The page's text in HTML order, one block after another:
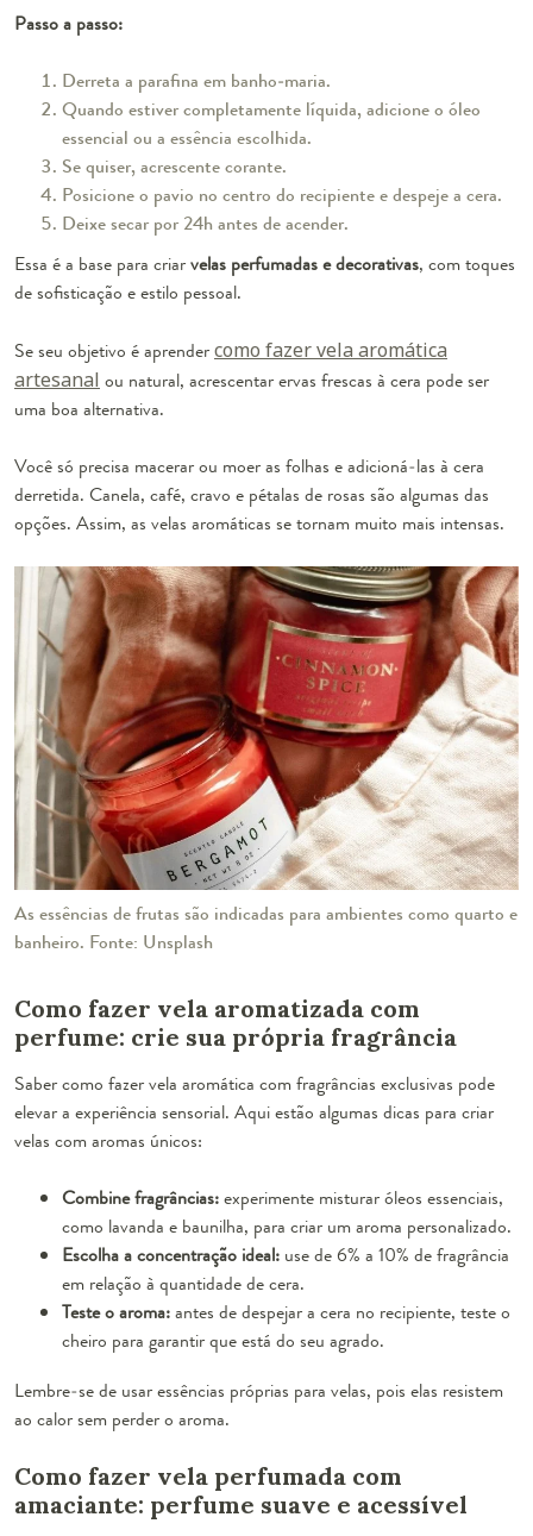
Passo a passo:
Derreta a parafina em banho-maria.
Quando estiver completamente líquida, adicione o óleo
essencial ou a essência escolhida.
Se quiser, acrescente corante.
Posicione o pavio no centro do recipiente e despeje a cera.
Deixe secar por 24h antes de acender.
Essa é a base para criarvelas perfumadas e decorativas, com toques
de sofisticação e estilo pessoal.
Se seu objetivo é aprendercomo fazer vela aromática
artesanal ou natural, acrescentar ervas frescas à cera pode ser
uma boa alternativa.
Você só precisa macerar ou moer as folhas e adicioná-las à cera
derretida. Canela, café, cravo e pétalas de rosas são algumas das
opções. Assim, as velas aromáticas se tornam muito mais intensas.
As essências de frutas são indicadas para ambientes como quarto e
banheiro. Fonte: Unsplash
Como fazer vela aromatizada com
perfume: crie sua própria fragrância
Saber como fazer vela aromática com fragrâncias exclusivas pode
elevar a experiência sensorial. Aqui estão algumas dicas para criar
velas com aromas únicos:
Combine fragrâncias:experimente misturar óleos essenciais,
como lavanda e baunilha, para criar um aroma personalizado.
Escolha a concentração ideal: use de 6% a 10% de fragrância
em relação à quantidade de cera.
Teste o aroma:antes de despejar a cera no recipiente, teste o
cheiro para garantir que está do seu agrado.
Lembre-se de usar essências próprias para velas, pois elas resistem
ao calor sem perder o aroma.
Como fazer vela perfumada com
amaciante: perfume suave e acessível